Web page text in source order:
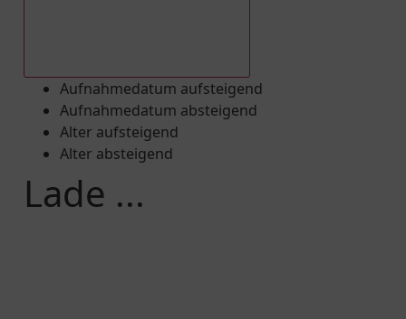
Aufnahmedatum aufsteigend
Aufnahmedatum absteigend
Alter aufsteigend
Alter absteigend
Lade ...